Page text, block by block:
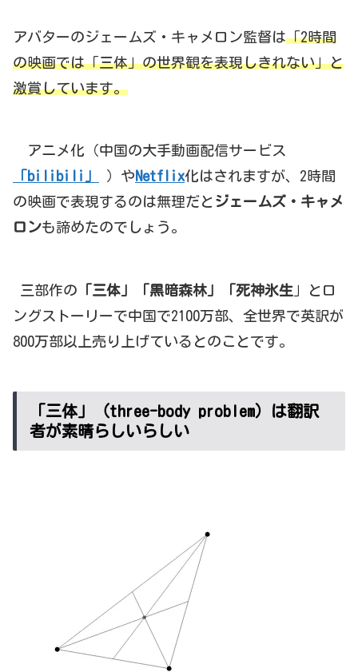
アバターのジェームズ・キャメロン監督は「2時間
の映画では「三体」の世界観を表現しきれない」と
激賞しています。
アニメ化（中国の大手動画配信サービス
「bilibili」
）や Netflix化はされますが、2時間
の映画で表現するのは無理だと ジェームズ・キャメ
ロンも諦めたのでしょう。
三部作の 「三体」「黒暗森林」「死神氷生 」とロ
ングストーリーで中国で2100万部、全世界で英訳が
800万部以上売り上げているとのことです。
「三体」（three-body problem）は翻訳
者が素晴らしいらしい